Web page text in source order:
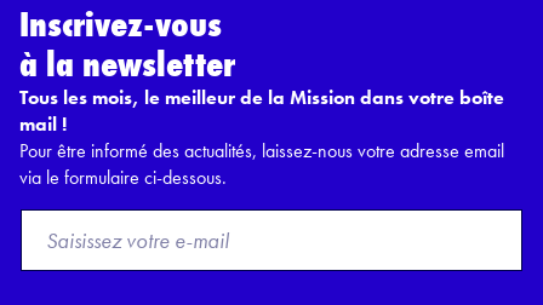
Inscrivez-vous
à la newsletter
Tous les mois, le meilleur de la Mission dans votre boîte
mail !
Pour être informé des actualités, laissez-nous votre adresse email
via le formulaire ci-dessous.
o